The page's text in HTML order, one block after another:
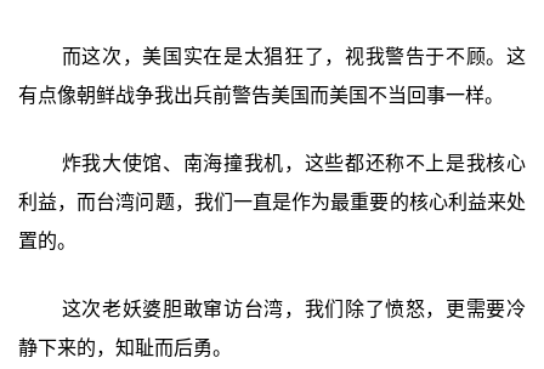
而这次，美国实在是太猖狂了，视我警告于不顾。这
有点像朝鲜战争我出兵前警告美国而美国不当回事一样。
炸我大使馆、南海撞我机，这些都还称不上是我核心
利益，而台湾问题，我们一直是作为最重要的核心利益来处
置的。
这次老妖婆胆敢窜访台湾，我们除了愤怒，更需要冷
静下来的，知耻而后勇。